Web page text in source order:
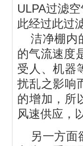
ULPA过滤
此经过此过
洁净棚内
的气流速度
受人、机器
扰乱之影响
的增加，所
风速供应，
另一方面